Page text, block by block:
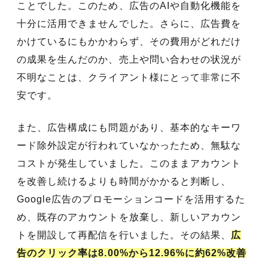
ことでした。このため、広告のAIや自動化機能を
十分に活用できませんでした。さらに、広告費を
かけているにもかかわらず、その費用がどれだけ
の成果を生んだのか、売上や問い合わせの状況が
不明なことは、クライアント様にとって非常に不
安です。
また、広告構成にも問題があり、基本的なキーワ
ード除外設定が行われていなかったため、無駄な
コストが発生していました。このままアカウント
を改善し続けるよりも時間がかかると判断し、
Google広告のプロモーションコードを活用するた
め、既存のアカウントを放棄し、新しいアカウン
トを開設して再配信を行いました。その結果、 広
告のクリック率は8.00%から12.96%に約62%改善